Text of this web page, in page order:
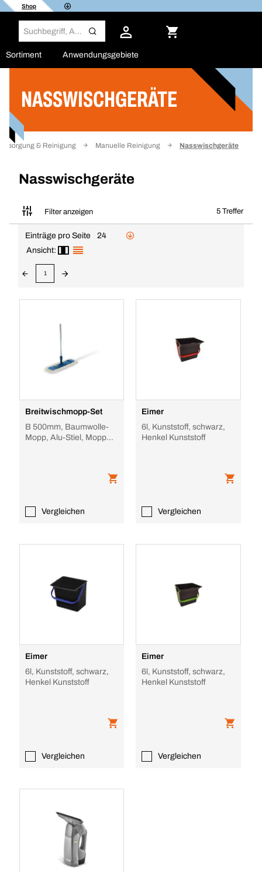
Shop
Sortiment Anwendungsgebiete
NASSWISCHGERÄTE
& Reinigung Manuelle Reinigung Nasswischgeräte
Nasswischgeräte
Filter anzeigen 5 Treffer
Filter
Einträge pro Seite
24
Ansicht:
1
Breitwischmopp-Set
B 500mm, Baumwolle-
Mopp, Alu-Stiel, Mopp
Vergleichen
Eimer
6l, Kunststoff, schwarz,
Henkel Kunststoff
Vergleichen
Eimer
6l, Kunststoff, schwarz,
Henkel Kunststoff
Vergleichen
Eimer
6l, Kunststoff, schwarz,
Henkel Kunststoff
Vergleichen